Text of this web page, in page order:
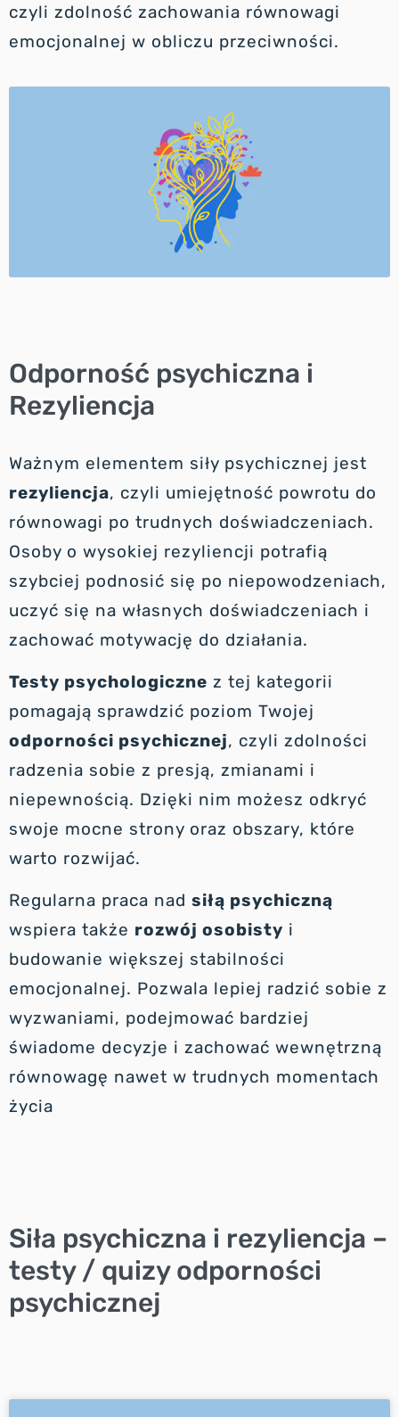
czyli zdolność zachowania równowagi
emocjonalnej w obliczu przeciwności.
Odporność psychiczna i
Rezyliencja
Ważnym elementem siły psychicznej jest
rezyliencja, czyli umiejętność powrotu do
równowagi po trudnych doświadczeniach.
Osoby o wysokiej rezyliencji potrafią
szybciej podnosić się po niepowodzeniach,
uczyć się na własnych doświadczeniach i
zachować motywację do działania.
Testy psychologiczne z tej kategorii
pomagają sprawdzić poziom Twojej
odporności psychicznej, czyli zdolności
radzenia sobie z presją, zmianami i
niepewnością. Dzięki nim możesz odkryć
swoje mocne strony oraz obszary, które
warto rozwijać.
Regularna praca nad siłą psychiczną
wspiera także rozwój osobisty i
budowanie większej stabilności
emocjonalnej. Pozwala lepiej radzić sobie z
wyzwaniami, podejmować bardziej
świadome decyzje i zachować wewnętrzną
równowagę nawet w trudnych momentach
życia
Siła psychiczna i rezyliencja –
testy / quizy odporności
psychicznej